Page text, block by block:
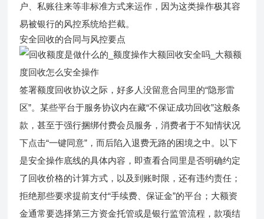
户、私账往来等非标准方式来运作，因为这类操作极其容
易被银行的风控系统给拦截。
安全回收的合同与风控要点
签署额度回收协议之际，好多人没留意合同里的“隐形雷
区”。某些平台于服务协议内在藏“不保证成功回收”这般条
款，甚至于强行捆绑付费会员服务，消费者于不知情状况
下点击“一键同意”，而后陷入退费无路的困境之中。以下
是安全操作底线的具体内容，即查看合同里是否明确约定
了回收价格的计算方式，以及到账时限，还有违约责任；
拒绝那些要求提前支付“手续费、保证金”的平台；大额资
金通常要选择第三方资金托管或是银行监管流程，款项结